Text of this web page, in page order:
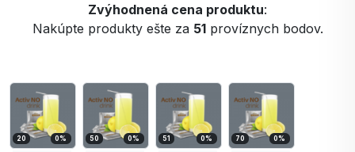
Zvýhodnená cena produktu:
Nakúpte produkty ešte za 51províznych bodov.
20 0% 50 0% 51 0% 70 0%